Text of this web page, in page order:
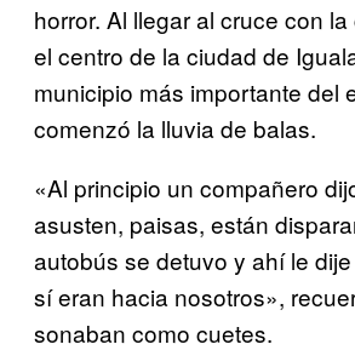
horror. Al llegar al cruce con
el centro de la ciudad de
municipio más importante del
comenzó la lluvia de balas.
«Al principio un compañero
asusten, paisas, están
autobús se detuvo y ahí le
sí eran hacia nosotros»,
sonaban como cuetes.